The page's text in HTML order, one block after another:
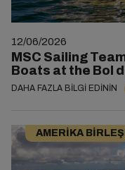
12/06/2026
MSC Sailing
Boats at the Bol
DAHA FAZLA BILGI EDININ
AMERIKA